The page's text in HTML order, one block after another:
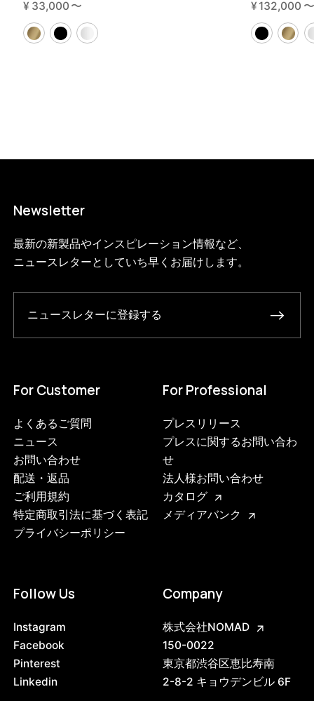
4459954864360 オーク/ステンレススチール NEW
¥ 33,000 〜 ¥ 132,000 〜
Newsletter
最新の新製品やインスピレーション情報など、
ニュースレターとしていち早くお届けします。
ニュースレターに登録する
For Customer
よくあるご質問
ニュース
お問い合わせ
配送・返品
ご利用規約
特定商取引法に基づく表記
プライバシーポリシー
For Professional
プレスリリース
プレスに関するお問い合わ
せ
法人様お問い合わせ
カタログ
メディアバンク
Follow Us
Instagram
Facebook
Pinterest
Linkedin
Company
株式会社NOMAD
150-0022
東京都渋谷区恵比寿南
2-8-2 キョウデンビル 6F